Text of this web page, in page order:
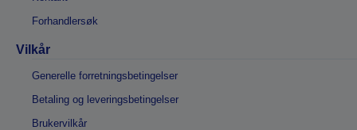
Forhandlersøk
Vilkår
Generelle forretningsbetingelser
Betaling og leveringsbetingelser
Brukervilkår